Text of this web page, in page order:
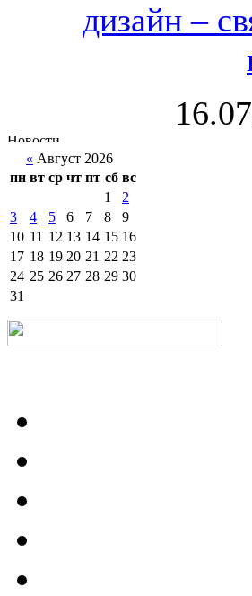
дизайн –
« Август 2026
пн вт ср чт пт сб вс
1
2
3
4 5 6 7 8
9
10 11 12 13 14 15 16
17 18 19 20 21 22 23
24 25 26 27 28 29 30
31